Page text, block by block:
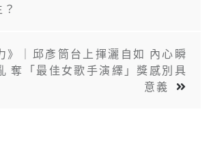
》｜邱彥筒台上揮灑自如 內心瞬
奪「最佳女歌手演繹」獎感別具
意義